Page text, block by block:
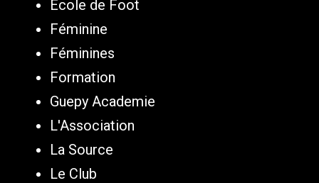
Ecole de Foot
Féminine
Féminines
Formation
Guepy Academie
L'Association
La Source
Le Club